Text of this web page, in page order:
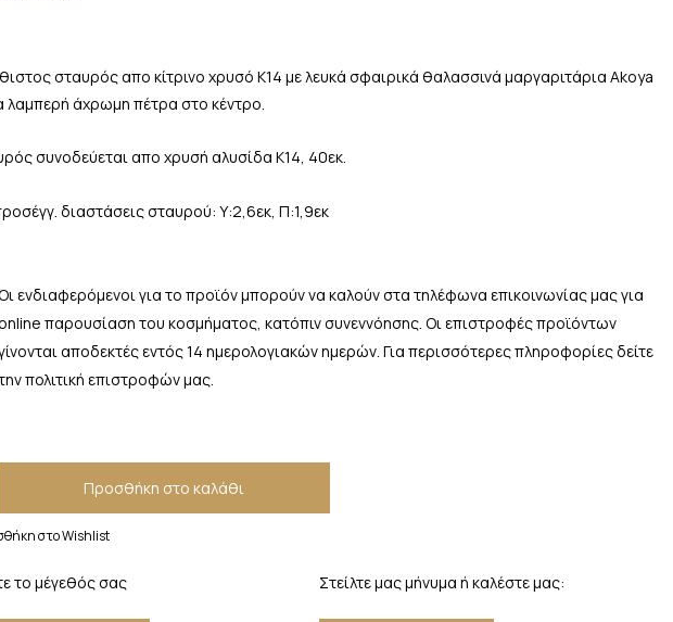
σταυρός απο κίτρινο χρυσό Κ14 με λευκά σφαιρικά θαλασσινά μαργαριτάρια Akoya
λαμπερή άχρωμη πέτρα στο κέντρο.
συνοδεύεται απο χρυσή αλυσίδα Κ14, 40εκ.
διαστάσεις σταυρού: Υ:2,6εκ, Π:1,9εκ
ενδιαφερόμενοι για το προϊόν μπορούν να καλούν στα τηλέφωνα επικοινωνίας μας για
παρουσίαση του κοσμήματος, κατόπιν συνεννόησης. Οι επιστροφές προϊόντων
αποδεκτές εντός 14 ημερολογιακών ημερών. Για περισσότερες πληροφορίες δείτε
πολιτική επιστροφών μας.
Προσθήκη στο καλάθι
στο Wishlist
το μέγεθός σας Στείλτε μας μήνυμα ή καλέστε μας: